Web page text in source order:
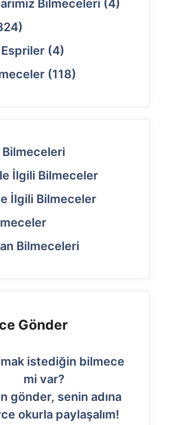
Bilmeceleri (4)
(4)
(118)
Bilmeceleri
İlgili Bilmeceler
İlgili Bilmeceler
Bilmeceleri
Gönder
istediğin bilmece
mi var?
gönder, senin adına
okurla paylaşalım!